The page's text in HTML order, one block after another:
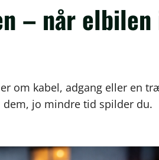
– når
om kabel, adgang eller en
dem, jo mindre tid spilder du.